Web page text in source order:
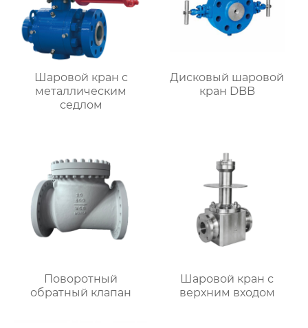
Шаровой кран с
металлическим
седлом
Дисковый шаровой
кран DBB
Поворотный
обратный клапан
Шаровой кран с
верхним входом